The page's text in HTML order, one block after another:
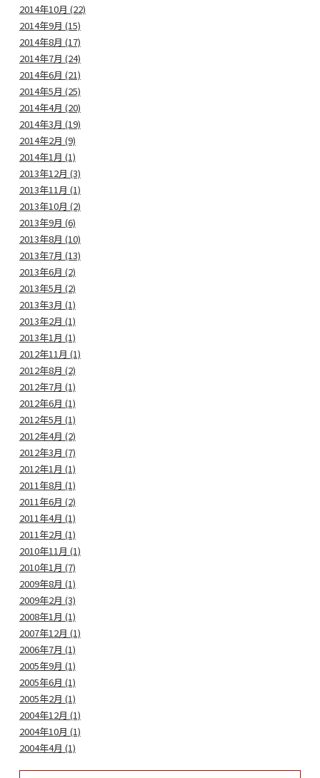
2014年10月 (22)
2014年9月 (15)
2014年8月 (17)
2014年7月 (24)
2014年6月 (21)
2014年5月 (25)
2014年4月 (20)
2014年3月 (19)
2014年2月 (9)
2014年1月 (1)
2013年12月 (3)
2013年11月 (1)
2013年10月 (2)
2013年9月 (6)
2013年8月 (10)
2013年7月 (13)
2013年6月 (2)
2013年5月 (2)
2013年3月 (1)
2013年2月 (1)
2013年1月 (1)
2012年11月 (1)
2012年8月 (2)
2012年7月 (1)
2012年6月 (1)
2012年5月 (1)
2012年4月 (2)
2012年3月 (7)
2012年1月 (1)
2011年8月 (1)
2011年6月 (2)
2011年4月 (1)
2011年2月 (1)
2010年11月 (1)
2010年1月 (7)
2009年8月 (1)
2009年2月 (3)
2008年1月 (1)
2007年12月 (1)
2006年7月 (1)
2005年9月 (1)
2005年6月 (1)
2005年2月 (1)
2004年12月 (1)
2004年10月 (1)
2004年4月 (1)